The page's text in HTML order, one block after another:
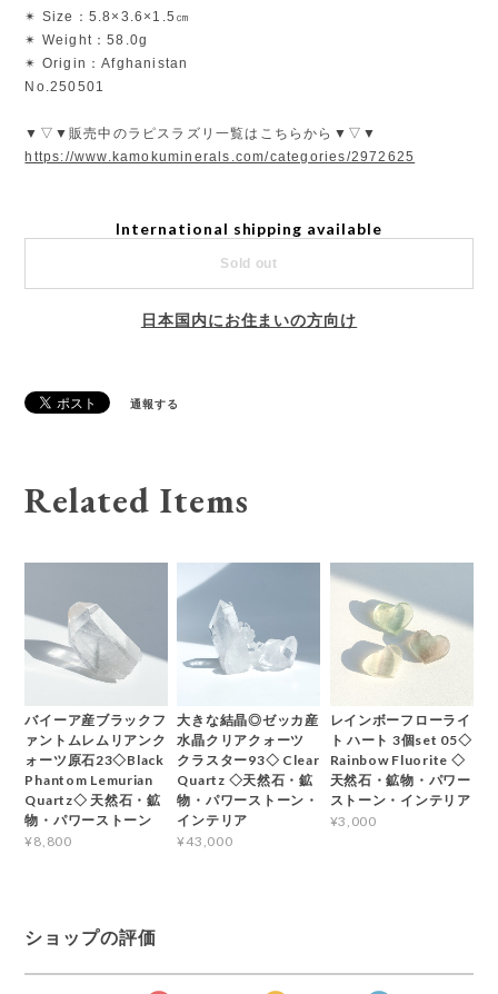
✴︎ Size：5.8×3.6×1.5㎝
✴︎ Weight：58.0g
✴︎ Origin：Afghanistan
No.250501
▼▽▼販売中のラピスラズリ一覧はこちらから▼▽▼
https://www.kamokuminerals.com/categories/2972625
International shipping available
Sold out
日本国内にお住まいの方向け
通報する
Related Items
バイーア産ブラックフ
ァントムレムリアンク
ォーツ原石23◇Black
Phantom Lemurian
Quartz◇ 天然石・鉱
物・パワーストーン
¥8,800
大きな結晶◎ゼッカ産
水晶クリアクォーツ
クラスター93◇ Clear
Quartz ◇天然石・鉱
物・パワーストーン・
インテリア
¥43,000
レインボーフローライ
ト ハート 3個set 05◇
Rainbow Fluorite ◇
天然石・鉱物・パワー
ストーン・インテリア
¥3,000
ショップの評価